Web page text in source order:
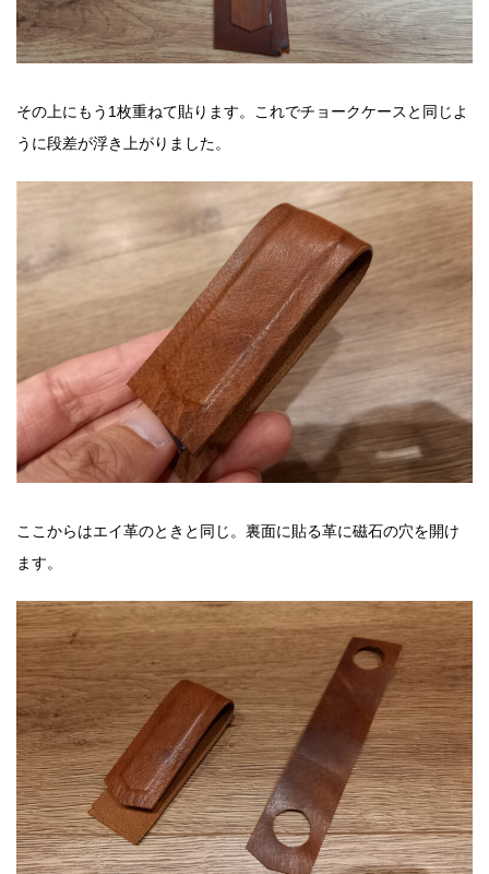
その上にもう1枚重ねて貼ります。これでチョークケースと同じよ
うに段差が浮き上がりました。
ここからはエイ革のときと同じ。裏面に貼る革に磁石の穴を開け
ます。